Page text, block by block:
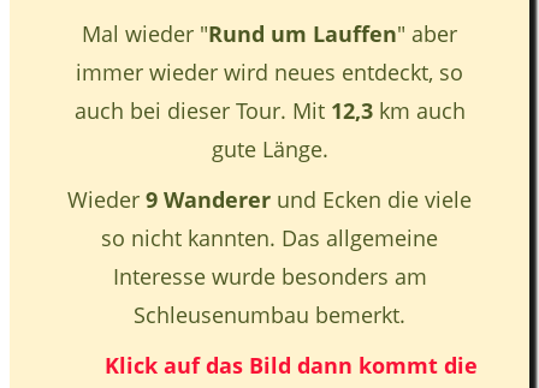
Mal wieder "Rund um Lauffen" aber
immer wieder wird neues entdeckt, so
auch bei dieser Tour. Mit12,3 km auch
gute Länge.
Wieder 9 Wanderer und Ecken die viele
so nicht kannten. Das allgemeine
Interesse wurde besonders am
Schleusenumbau bemerkt.
Klick auf das Bild dann kommt die